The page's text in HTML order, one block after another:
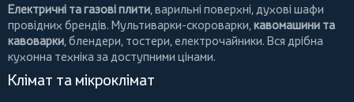
Електричні та газові плити, варильні поверхні, духові шафи
провідних брендів. Мультиварки-скороварки, кавомашини та
кавоварки, блендери, тостери, електрочайники. Вся дрібна
кухонна техніка за доступними цінами.
Клімат та мікроклімат